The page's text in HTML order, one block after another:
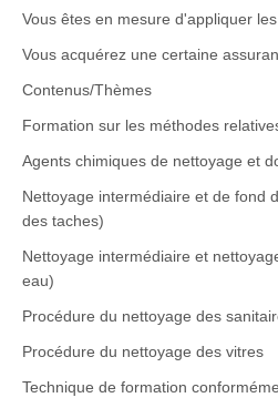
Vous êtes en mesure d'appliquer
Vous acquérez une certaine
Contenus/Thèmes
Formation sur les méthodes
Agents chimiques de nettoyage et
Nettoyage intermédiaire et de fond
des taches)
Nettoyage intermédiaire et
eau)
Procédure du nettoyage des
Procédure du nettoyage des vitres
Technique de formation